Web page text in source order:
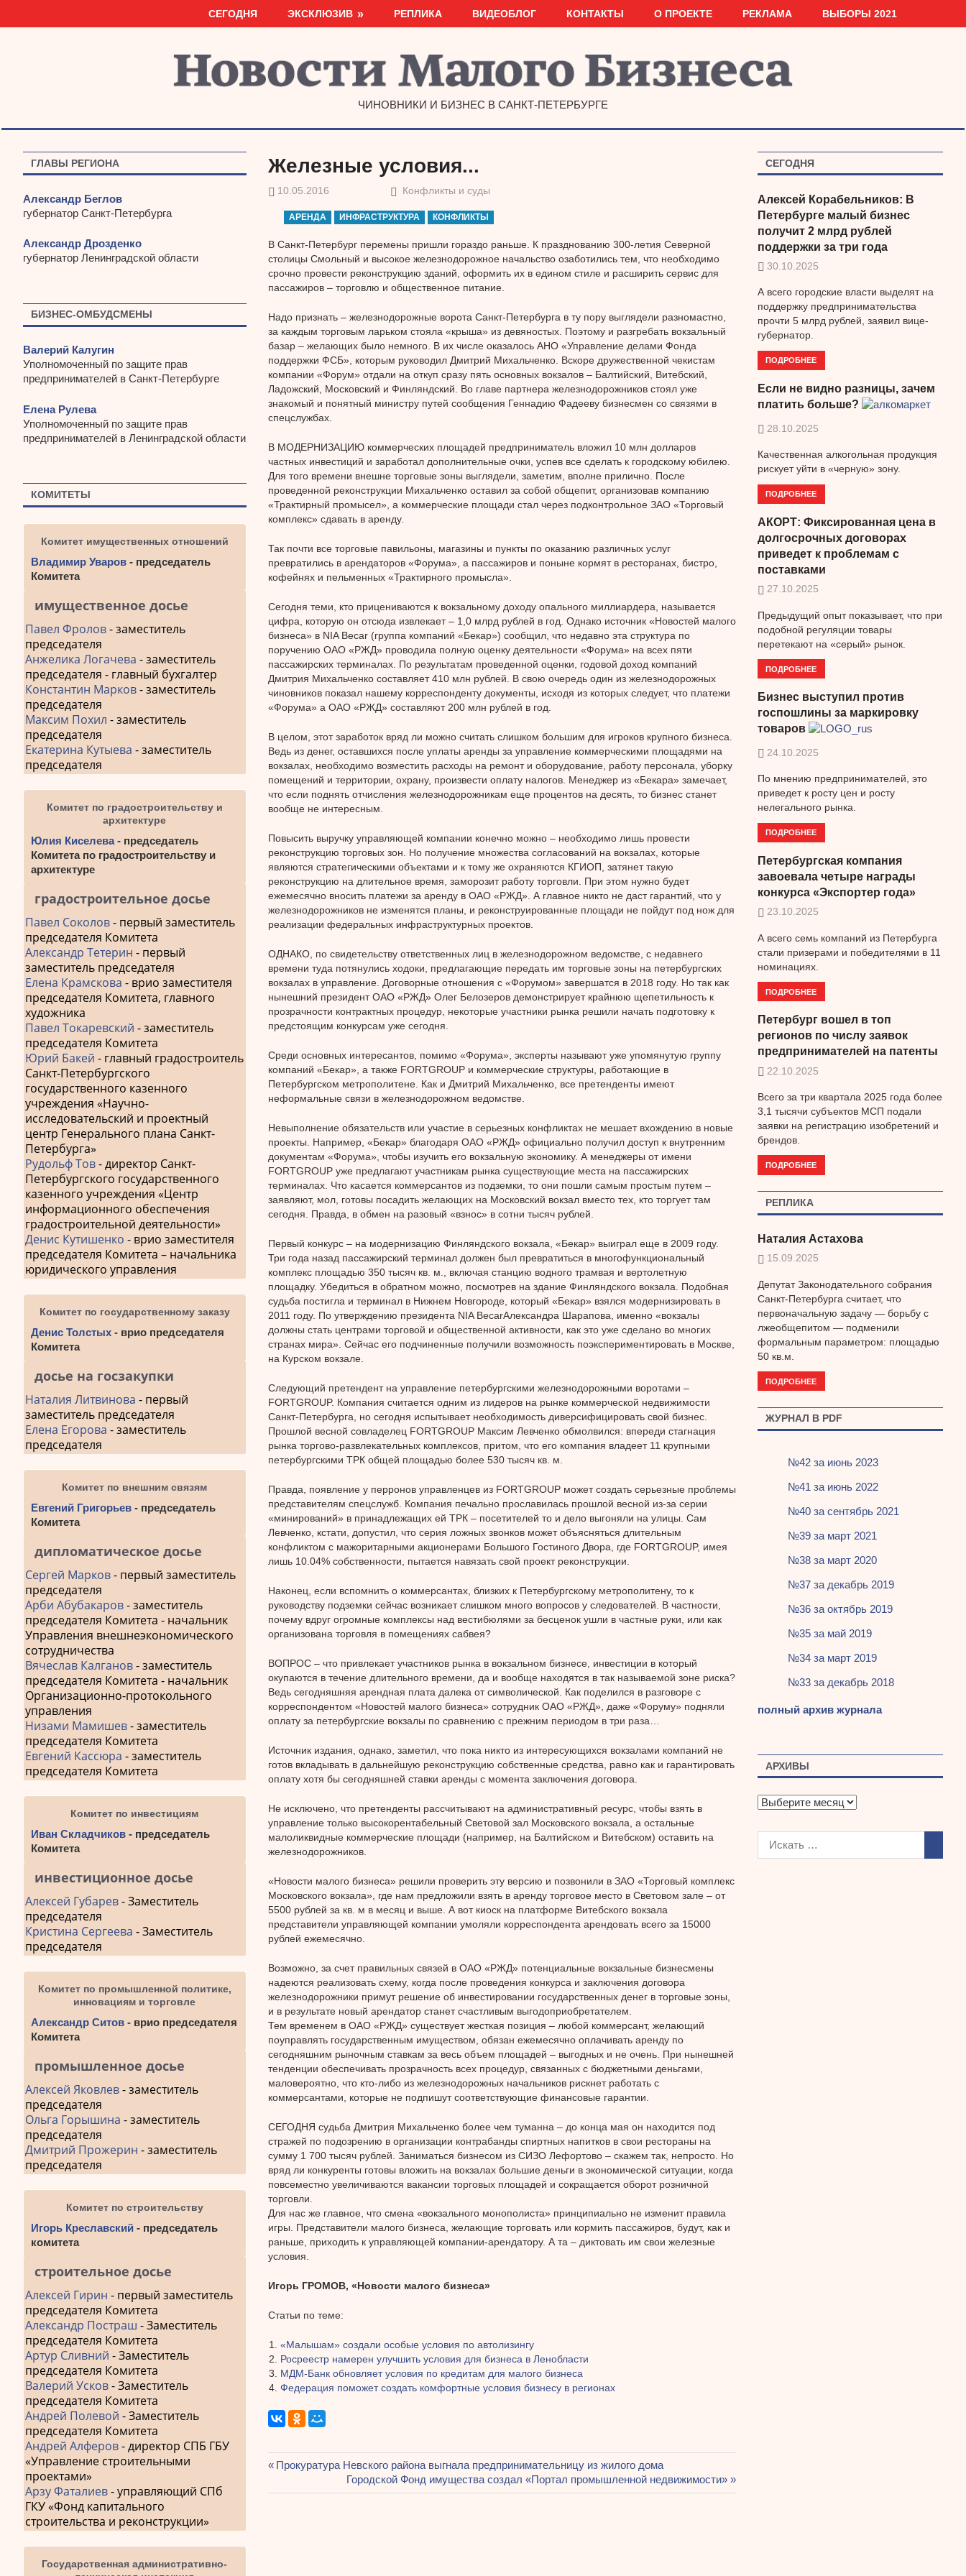
СЕГОДНЯ ЭКСКЛЮЗИВ РЕПЛИКА ВИДЕОБЛОГ КОНТАКТЫ О ПРОЕКТЕ РЕКЛАМА ВЫБОРЫ 2021
ЧИНОВНИКИ И БИЗНЕС В САНКТ-ПЕТЕРБУРГЕ
Железные условия...
10.05.2016 Конфликты и суды
АРЕНДА ИНФРАСТРУКТУРА КОНФЛИКТЫ
В Санкт-Петербург перемены пришли гораздо раньше. К празднованию 300-летия Северной
столицы Смольный и высокое железнодорожное начальство озаботились тем, что необходимо
срочно провести реконструкцию зданий, оформить их в едином стиле и расширить сервис для
пассажиров – торговлю и общественное питание.
Надо признать – железнодорожные ворота Санкт-Петербурга в ту пору выглядели разномастно,
за каждым торговым ларьком стояла «крыша» из девяностых. Поэтому и разгребать вокзальный
базар – желающих было немного. В их числе оказалось АНО «Управление делами Фонда
поддержки ФСБ», которым руководил Дмитрий Михальченко. Вскоре дружественной чекистам
компании «Форум» отдали на откуп сразу пять основных вокзалов – Балтийский, Витебский,
Ладожский, Московский и Финляндский. Во главе партнера железнодорожников стоял уже
знакомый и понятный министру путей сообщения Геннадию Фадееву бизнесмен со связями в
спецслужбах.
В МОДЕРНИЗАЦИЮ коммерческих площадей предприниматель вложил 10 млн долларов
частных инвестиций и заработал дополнительные очки, успев все сделать к городскому юбилею.
Для того времени внешне торговые зоны выглядели, заметим, вполне прилично. После
проведенной реконструкции Михальченко оставил за собой общепит, организовав компанию
«Трактирный промысел», а коммерческие площади стал через подконтрольное ЗАО «Торговый
комплекс» сдавать в аренду.
Так почти все торговые павильоны, магазины и пункты по оказанию различных услуг
превратились в арендаторов «Форума», а пассажиров и поныне кормят в ресторанах, бистро,
кофейнях и пельменных «Трактирного промысла».
Сегодня теми, кто прицениваются к вокзальному доходу опального миллиардера, называется
цифра, которую он отсюда извлекает – 1,0 млрд рублей в год. Однако источник «Новостей малого
бизнеса» в NIA Becar (группа компаний «Бекар») сообщил, что недавно эта структура по
поручению ОАО «РЖД» проводила полную оценку деятельности «Форума» на всех пяти
пассажирских терминалах. По результатам проведенной оценки, годовой доход компаний
Дмитрия Михальченко составляет 410 млн рублей. В свою очередь один из железнодорожных
чиновников показал нашему корреспонденту документы, исходя из которых следует, что платежи
«Форума» а ОАО «РЖД» составляют 200 млн рублей в год.
В целом, этот заработок вряд ли можно считать слишком большим для игроков крупного бизнеса.
Ведь из денег, оставшихся после уплаты аренды за управление коммерческими площадями на
вокзалах, необходимо возместить расходы на ремонт и оборудование, работу персонала, уборку
помещений и территории, охрану, произвести оплату налогов. Менеджер из «Бекара» замечает,
что если поднять отчисления железнодорожникам еще процентов на десять, то бизнес станет
вообще не интересным.
Повысить выручку управляющей компании конечно можно – необходимо лишь провести
реконструкцию торговых зон. Но получение множества согласований на вокзалах, которые
являются стратегическими объектами и к тому же охраняются КГИОП, затянет такую
реконструкцию на длительное время, заморозит работу торговли. При этом нужно будет
ежемесячно вносить платежи за аренду в ОАО «РЖД». А главное никто не даст гарантий, что у
железнодорожников не изменятся планы, и реконструированные площади не пойдут под нож для
реализации федеральных инфраструктурных проектов.
ОДНАКО, по свидетельству ответственных лиц в железнодорожном ведомстве, с недавнего
времени туда потянулись ходоки, предлагающие передать им торговые зоны на петербургских
вокзалах в управление. Договорные отношения с «Форумом» завершатся в 2018 году. Но так как
нынешний президент ОАО «РЖД» Олег Белозеров демонстрирует крайнюю щепетильность к
прозрачности контрактных процедур, некоторые участники рынка решили начать подготовку к
предстоящим конкурсам уже сегодня.
Среди основных интересантов, помимо «Форума», эксперты называют уже упомянутую группу
компаний «Бекар», а также FORTGROUP и коммерческие структуры, работающие в
Петербургском метрополитене. Как и Дмитрий Михальченко, все претенденты имеют
неформальные связи в железнодорожном ведомстве.
Невыполнение обязательств или участие в серьезных конфликтах не мешает вхождению в новые
проекты. Например, «Бекар» благодаря ОАО «РЖД» официально получил доступ к внутренним
документам «Форума», чтобы изучить его вокзальную экономику. А менеджеры от имени
FORTGROUP уже предлагают участникам рынка существующие места на пассажирских
терминалах. Что касается коммерсантов из подземки, то они пошли самым простым путем –
заявляют, мол, готовы посадить желающих на Московский вокзал вместо тех, кто торгует там
сегодня. Правда, в обмен на разовый «взнос» в сотни тысяч рублей.
Первый конкурс – на модернизацию Финляндского вокзала, «Бекар» выиграл еще в 2009 году.
Три года назад пассажирский терминал должен был превратиться в многофункциональный
комплекс площадью 350 тысяч кв. м., включая станцию водного трамвая и вертолетную
площадку. Убедиться в обратном можно, посмотрев на здание Финляндского вокзала. Подобная
судьба постигла и терминал в Нижнем Новгороде, который «Бекар» взялся модернизировать в
2011 году. По утверждению президента NIA BecarАлександра Шарапова, именно «вокзалы
должны стать центрами торговой и общественной активности, как это уже сделано во многих
странах мира». Сейчас его подчиненные получили возможность поэкспериментировать в Москве,
на Курском вокзале.
Следующий претендент на управление петербургскими железнодорожными воротами –
FORTGROUP. Компания считается одним из лидеров на рынке коммерческой недвижимости
Санкт-Петербурга, но сегодня испытывает необходимость диверсифицировать свой бизнес.
Прошлой весной совладелец FORTGROUP Максим Левченко обмолвился: впереди стагнация
рынка торгово-развлекательных комплексов, притом, что его компания владеет 11 крупными
петербургскими ТРК общей площадью более 530 тысяч кв. м.
Правда, появление у перронов управленцев из FORTGROUP может создать серьезные проблемы
представителям спецслужб. Компания печально прославилась прошлой весной из-за серии
«минирований» в принадлежащих ей ТРК – посетителей то и дело выгоняли на улицы. Сам
Левченко, кстати, допустил, что серия ложных звонков может объясняться длительным
конфликтом с мажоритарными акционерами Большого Гостиного Двора, где FORTGROUP, имея
лишь 10.04% собственности, пытается навязать свой проект реконструкции.
Наконец, если вспомнить о коммерсантах, близких к Петербургскому метрополитену, то к
руководству подземки сейчас возникает слишком много вопросов у следователей. В частности,
почему вдруг огромные комплексы над вестибюлями за бесценок ушли в частные руки, или как
организована торговля в помещениях сабвея?
ВОПРОС – что привлекает участников рынка в вокзальном бизнесе, инвестиции в который
окупаются в течение длительного времени, да и вообще находятся в так называемой зоне риска?
Ведь сегодняшняя арендная плата далека от символической. Как поделился в разговоре с
корреспондентом «Новостей малого бизнеса» сотрудник ОАО «РЖД», даже «Форуму» подняли
оплату за петербургские вокзалы по сравнению с прежним периодом в три раза…
Источник издания, однако, заметил, что пока никто из интересующихся вокзалами компаний не
готов вкладывать в дальнейшую реконструкцию собственные средства, равно как и гарантировать
оплату хотя бы сегодняшней ставки аренды с момента заключения договора.
Не исключено, что претенденты рассчитывают на административный ресурс, чтобы взять в
управление только высокорентабельный Световой зал Московского вокзала, а остальные
малоликвидные коммерческие площади (например, на Балтийском и Витебском) оставить на
железнодорожников.
«Новости малого бизнеса» решили проверить эту версию и позвонили в ЗАО «Торговый комплекс
Московского вокзала», где нам предложили взять в аренду торговое место в Световом зале – от
5500 рублей за кв. м в месяц и выше. А вот киоск на платформе Витебского вокзала
представители управляющей компании умоляли корреспондента арендовать всего за 15000
рублей ежемесячно.
Возможно, за счет правильных связей в ОАО «РЖД» потенциальные вокзальные бизнесмены
надеются реализовать схему, когда после проведения конкурса и заключения договора
железнодорожники примут решение об инвестировании государственных денег в торговые зоны,
и в результате новый арендатор станет счастливым выгодоприобретателем.
Тем временем в ОАО «РЖД» существует жесткая позиция – любой коммерсант, желающий
поуправлять государственным имуществом, обязан ежемесячно оплачивать аренду по
сегодняшним рыночным ставкам за весь объем площадей – выгодных и не очень. При нынешней
тенденции обеспечивать прозрачность всех процедур, связанных с бюджетными деньгами,
маловероятно, что кто-либо из железнодорожных начальников рискнет работать с
коммерсантами, которые не подпишут соответствующие финансовые гарантии.
СЕГОДНЯ судьба Дмитрия Михальченко более чем туманна – до конца мая он находится под
стражей по подозрению в организации контрабанды спиртных напитков в свои рестораны на
сумму 1 700 тысяч рублей. Заниматься бизнесом из СИЗО Лефортово – скажем так, непросто. Но
вряд ли конкуренты готовы вложить на вокзалах большие деньги в экономической ситуации, когда
повсеместно увеличиваются вакансии торговых площадей и сокращается оборот розничной
торговли.
Для нас же главное, что смена «вокзального монополиста» принципиально не изменит правила
игры. Представители малого бизнеса, желающие торговать или кормить пассажиров, будут, как и
раньше, приходить к управляющей компании-арендатору. А та – диктовать им свои железные
условия.
Игорь ГРОМОВ, «Новости малого бизнеса»
Статьи по теме:
«Малышам» создали особые условия по автолизингу
Росреестр намерен улучшить условия для бизнеса в Ленобласти
МДМ-Банк обновляет условия по кредитам для малого бизнеса
Федерация поможет создать комфортные условия бизнесу в регионах
Навигация
Предыдущая
Прокуратура Невского района выгнала предпринимательницу из жилого дома
Следующая
запись:
Городской Фонд имущества создал «Портал промышленной недвижимости»
ГЛАВЫ РЕГИОНА
Александр Беглов
губернатор Санкт-Петербурга
Александр Дрозденко
губернатор Ленинградской области
БИЗНЕС-ОМБУДСМЕНЫ
Валерий Калугин
Уполномоченный по защите прав
предпринимателей в Санкт-Петербурге
Елена Рулева
Уполномоченный по защите прав
предпринимателей в Ленинградской области
КОМИТЕТЫ
Комитет имущественных отношений
Владимир Уваров - председатель
Комитета
имущественное досье
Павел Фролов- заместитель
председателя
Анжелика Логачева - заместитель
председателя - главный бухгалтер
Константин Марков- заместитель
председателя
Максим Похил - заместитель
председателя
Екатерина Кутыева - заместитель
председателя
Комитет по градостроительству и
архитектуре
Юлия Киселева- председатель
Комитета по градостроительству и
архитектуре
градостроительное досье
Павел Соколов- первый заместитель
председателя Комитета
Александр Тетерин - первый
заместитель председателя
Елена Крамскова - врио заместителя
председателя Комитета, главного
художника
Павел Токаревский - заместитель
председателя Комитета
Юрий Бакей - главный градостроитель
Санкт-Петербургского
государственного казенного
учреждения «Научно-
исследовательский и проектный
центр Генерального плана Санкт-
Петербурга»
Рудольф Тов- директор Санкт-
Петербургского государственного
казенного учреждения «Центр
информационного обеспечения
градостроительной деятельности»
Денис Кутишенко - врио заместителя
председателя Комитета – начальника
юридического управления
Комитет по государственному заказу
Денис Толстых - врио председателя
Комитета
досье на госзакупки
Наталия Литвинова - первый
заместитель председателя
Елена Егорова - заместитель
председателя
Комитет по внешним связям
Евгений Григорьев - председатель
Комитета
дипломатическое досье
Сергей Марков- первый заместитель
председателя
Арби Абубакаров- заместитель
председателя Комитета - начальник
Управления внешнеэкономического
сотрудничества
Вячеслав Калганов- заместитель
председателя Комитета - начальник
Организационно-протокольного
управления
Низами Мамишев- заместитель
председателя Комитета
Евгений Кассюра - заместитель
председателя Комитета
Комитет по инвестициям
Иван Складчиков - председатель
Комитета
инвестиционное досье
Алексей Губарев- Заместитель
председателя
Кристина Сергеева - Заместитель
председателя
Комитет по промышленной политике,
инновациям и торговле
Александр Ситов - врио председателя
Комитета
промышленное досье
Алексей Яковлев- заместитель
председателя
Ольга Горышина - заместитель
председателя
Дмитрий Прожерин - заместитель
председателя
Комитет по строительству
Игорь Креславский - председатель
комитета
строительное досье
Алексей Гирин - первый заместитель
председателя Комитета
Александр Постраш - Заместитель
председателя Комитета
Артур Сливний - Заместитель
председателя Комитета
Валерий Усков- Заместитель
председателя Комитета
Андрей Полевой - Заместитель
председателя Комитета
Андрей Алферов- директор СПБ ГБУ
«Управление строительными
проектами»
Арзу Фаталиев- управляющий СПб
ГКУ «Фонд капитального
строительства и реконструкции»
Государственная административно-
СЕГОДНЯ
Алексей Корабельников: В
Петербурге малый бизнес
получит 2 млрд рублей
поддержки за три года
30.10.2025
А всего городские власти выделят на
поддержку предпринимательства
прочти 5 млрд рублей, заявил вице-
губернатор.
ПОДРОБНЕЕ
Если не видно разницы, зачем
платить больше?
28.10.2025
Качественная алкогольная продукция
рискует уйти в «черную» зону.
ПОДРОБНЕЕ
АКОРТ: Фиксированная цена в
долгосрочных договорах
приведет к проблемам с
поставками
27.10.2025
Предыдущий опыт показывает, что при
подобной регуляции товары
перетекают на «серый» рынок.
ПОДРОБНЕЕ
Бизнес выступил против
госпошлины за маркировку
товаров
24.10.2025
По мнению предпринимателей, это
приведет к росту цен и росту
нелегального рынка.
ПОДРОБНЕЕ
Петербургская компания
завоевала четыре награды
конкурса «Экспортер года»
23.10.2025
А всего семь компаний из Петербурга
стали призерами и победителями в 11
номинациях.
ПОДРОБНЕЕ
Петербург вошел в топ
регионов по числу заявок
предпринимателей на патенты
22.10.2025
Всего за три квартала 2025 года более
3,1 тысячи субъектов МСП подали
заявки на регистрацию изобретений и
брендов.
ПОДРОБНЕЕ
РЕПЛИКА
Наталия Астахова
15.09.2025
Депутат Законодательного собрания
Санкт-Петербурга считает, что
первоначальную задачу — борьбу с
лжеобщепитом — подменили
формальным параметром: площадью
50 кв.м.
ПОДРОБНЕЕ
ЖУРНАЛ В PDF
№42 за июнь 2023
№41 за июнь 2022
№40 за сентябрь 2021
№39 за март 2021
№38 за март 2020
№37 за декабрь 2019
№36 за октябрь 2019
№35 за май 2019
№34 за март 2019
№33 за декабрь 2018
полный архив журнала
АРХИВЫ
А
х
в